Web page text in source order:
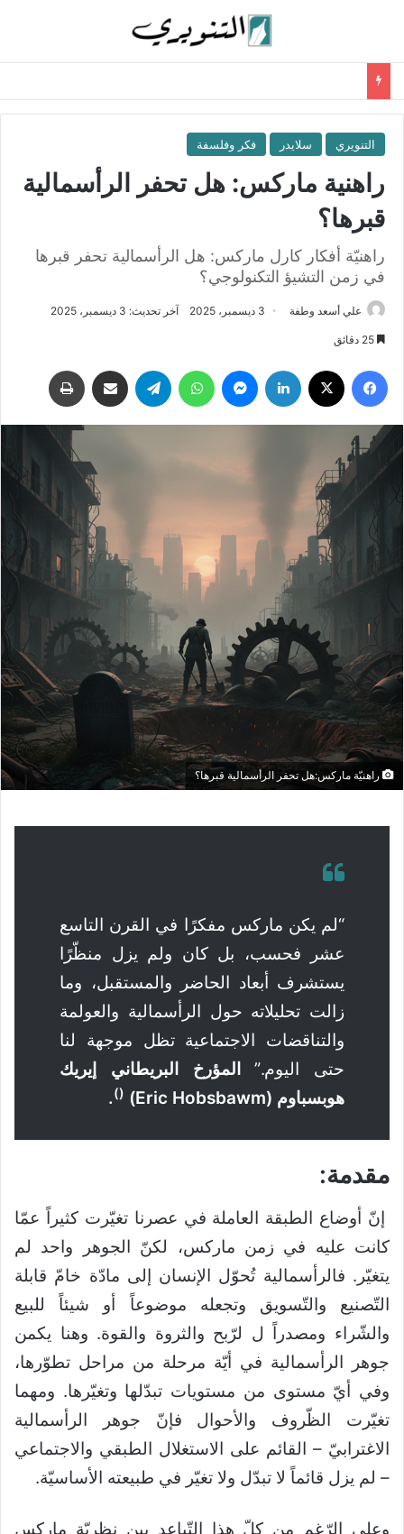
التنويري سلايدر فكر وفلسفة
راهنية ماركس: هل تحفر الرأسمالية
قبرها؟
راهنيّة أفكار كارل ماركس: هل الرأسمالية تحفر قبرها
في زمن التشيؤ التكنولوجي؟
علي أسعد وطفة 3 ديسمبر، 2025 آخر تحديث: 3 ديسمبر، 2025
فيسبوك لينكدإن ماسنجر واتساب تيلقرام مشاركة عبر البريد
راهنيّة ماركس:هل تحفر الرأسمالية قبرها؟
“لم يكن ماركس مفكرًا في القرن التاسع
عشر فحسب، بل كان ولم يزل منظّرًا
يستشرف أبعاد الحاضر والمستقبل، وما
زالت تحليلاته حول الرأسمالية والعولمة
والتناقضات الاجتماعية تظل موجهة لنا
حتى اليوم.”
المؤرخ البريطاني إيريك
هوبسباوم (Eric Hobsbawm)
()
.
مقدمة:
إنّ أوضاع الطبقة العاملة في عصرنا تغيّرت كثيراً عمّا
كانت عليه في زمن ماركس، لكنّ الجوهر واحد لم
يتغيّر. فالرأسمالية تُحوّل الإنسان إلى مادّة خامّ قابلة
التّصنيع والتّسويق وتجعله موضوعاً أو شيئاً للبيع
والشّراء ومصدراً ل لرّبح والثروة والقوة. وهنا يكمن
جوهر الرأسمالية في أيّة مرحلة من مراحل تطوّرها،
وفي أيّ مستوى من مستويات تبدّلها وتغيّرها. ومهما
تغيّرت الظّروف والأحوال فإنّ جوهر الرأسمالية
الاغترابيّ – القائم على الاستغلال الطبقي والاجتماعي
– لم يزل قائماً لا تبدّل ولا تغيّر في طبيعته الأساسيّة.
وعلى الرّغم من كلّ هذا التّباعد بين نظريّة ماركس